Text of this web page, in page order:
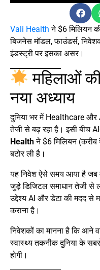
Vali Health ने $6 मिलियन
बिजनेस मॉडल, फाउंडर्स,
इंडस्ट्री पर इसका असर।
महिलाओं
नया अध्याय
दुनिया भर में Healthcare
तेजी से बढ़ रहा है। इसी बीच
Healthने $6 मिलियन
बटोर ली है।
यह निवेश ऐसे समय आया है जब
जुड़े डिजिटल समाधान तेजी से
उद्देश्य AI और डेटा की मदद से
कराना है।
निवेशकों का मानना है कि आने
स्वास्थ्य तकनीक दुनिया के
होगी।